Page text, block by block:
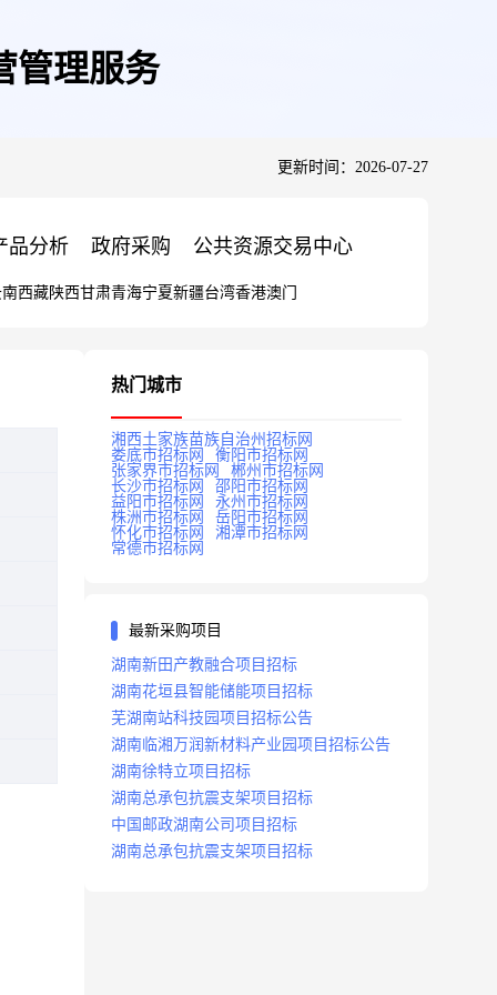
管理服务
更新时间：2026-07-27
品分析 政府采购 公共资源交易中心
西藏陕西甘肃青海宁夏新疆台湾香港澳门
热门城市
湘西土家族苗族自治州招标网
娄底市招标网
衡阳市招标网
张家界市招标网
郴州市招标网
长沙市招标网
邵阳市招标网
益阳市招标网
永州市招标网
株洲市招标网
岳阳市招标网
怀化市招标网
湘潭市招标网
常德市招标网
最新采购项目
湖南新田产教融合项目招标
湖南花垣县智能储能项目招标
芜湖南站科技园项目招标公告
湖南临湘万润新材料产业园项目招标公告
湖南徐特立项目招标
湖南总承包抗震支架项目招标
中国邮政湖南公司项目招标
湖南总承包抗震支架项目招标